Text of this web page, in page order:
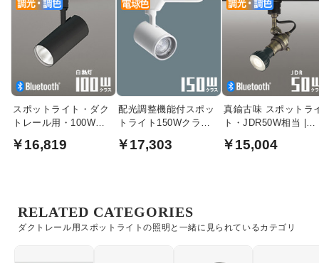
スポットライト・ダク
トレール用・100W相
Bluetooth
￥16,819
配光調整機能付スポッ
トライト150Wクラス
￥17,303
真鍮古味 スポットラ
ト・JDR50W相当 |
￥15,004
ダクトレール用スポットライトの照明と一緒に見られているカテゴリ
RELATED CATEGORIES